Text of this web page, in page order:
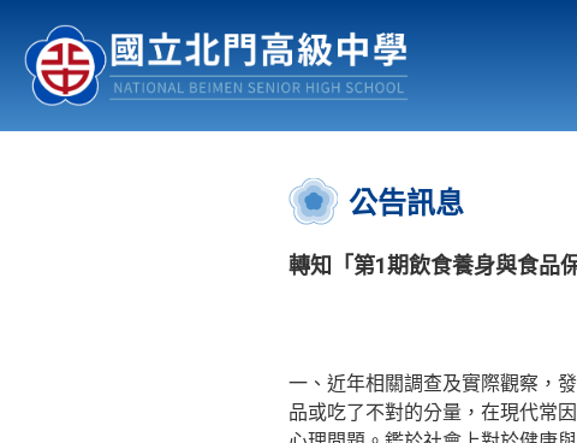
認識北中 行事曆
:::
公告訊息
轉知「第1期飲食養身與食品
一、近年相關調查及實際觀察，
品或吃了不對的分量，在現代常